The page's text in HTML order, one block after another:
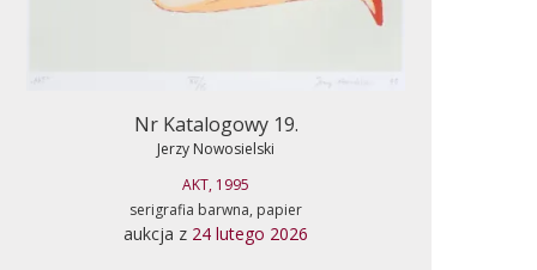
Nr Katalogowy 19.
Jerzy Nowosielski
AKT, 1995
serigrafia barwna, papier
aukcja z 24 lutego 2026